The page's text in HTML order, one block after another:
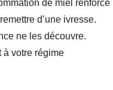
de miel renforce
d’une ivresse.
ne les découvre.
à votre régime